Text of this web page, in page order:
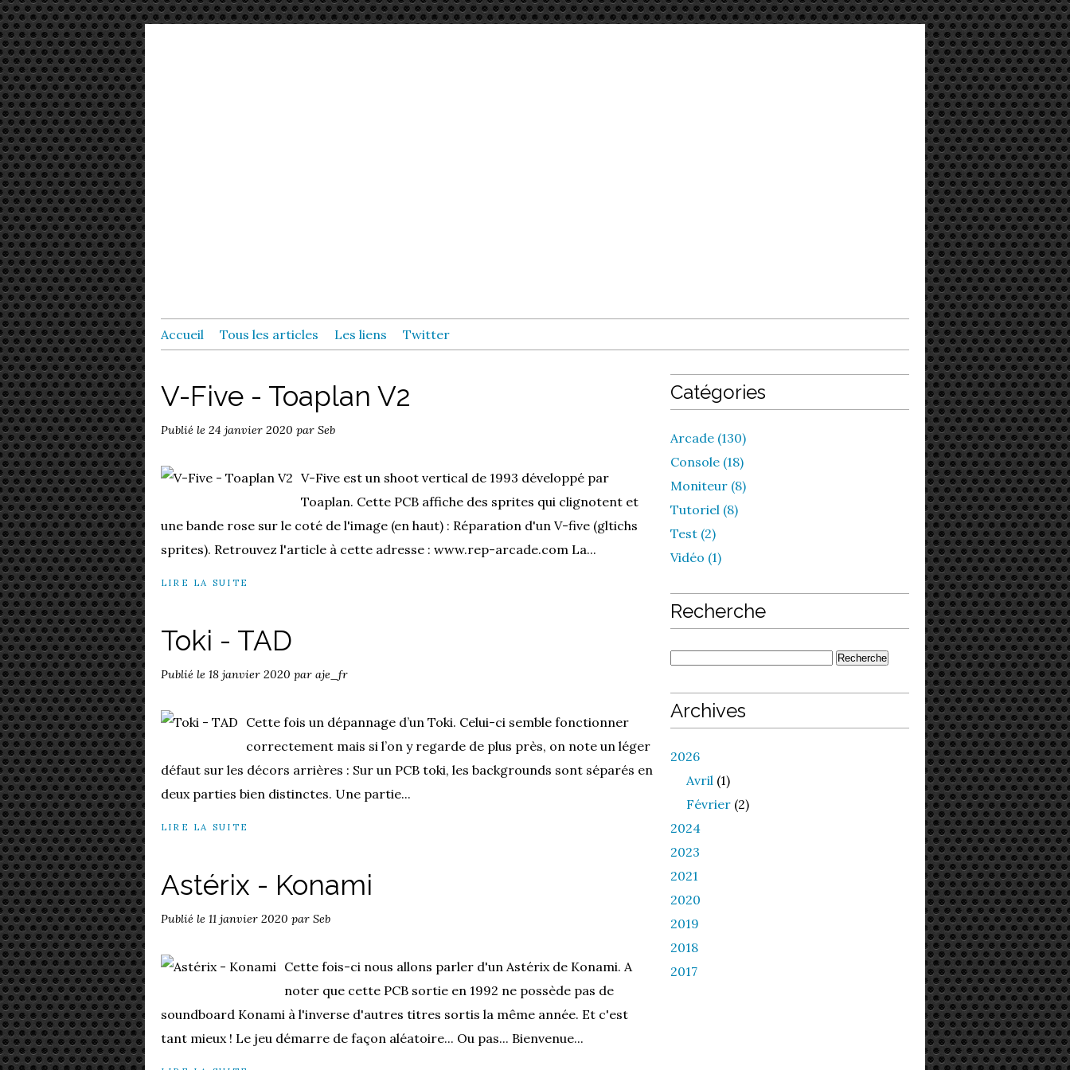
Accueil Tous les articles Les liens Twitter
V-Five - Toaplan V2
Publié le 24 janvier 2020 par Seb
V-Five est un shoot vertical de 1993 développé par
Toaplan. Cette PCB affiche des sprites qui clignotent et
une bande rose sur le coté de l'image (en haut) : Réparation d'un V-five (gltichs
sprites). Retrouvez l'article à cette adresse : www.rep-arcade.com La...
LIRE LA SUITE
Toki - TAD
Publié le 18 janvier 2020 par aje_fr
Cette fois un dépannage d’un Toki. Celui-ci semble fonctionner
correctement mais si l’on y regarde de plus près, on note un léger
défaut sur les décors arrières : Sur un PCB toki, les backgrounds sont séparés en
deux parties bien distinctes. Une partie...
LIRE LA SUITE
Astérix - Konami
Publié le 11 janvier 2020 par Seb
Cette fois-ci nous allons parler d'un Astérix de Konami. A
noter que cette PCB sortie en 1992 ne possède pas de
soundboard Konami à l'inverse d'autres titres sortis la même année. Et c'est
tant mieux ! Le jeu démarre de façon aléatoire... Ou pas... Bienvenue...
Catégories
Arcade (130)
Console (18)
Moniteur (8)
Tutoriel (8)
Test (2)
Vidéo (1)
Recherche
Archives
2026
Avril (1)
Février (2)
2024
2023
2021
2020
2019
2018
2017